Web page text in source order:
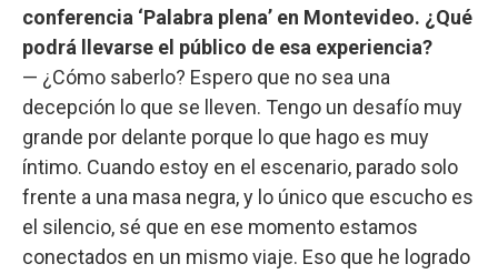
conferencia ‘Palabra plena’ en Montevideo. ¿Qué
podrá llevarse el público de esa experiencia?
— ¿Cómo saberlo? Espero que no sea una
decepción lo que se lleven. Tengo un desafío muy
grande por delante porque lo que hago es muy
íntimo. Cuando estoy en el escenario, parado solo
frente a una masa negra, y lo único que escucho es
el silencio, sé que en ese momento estamos
conectados en un mismo viaje. Eso que he logrado